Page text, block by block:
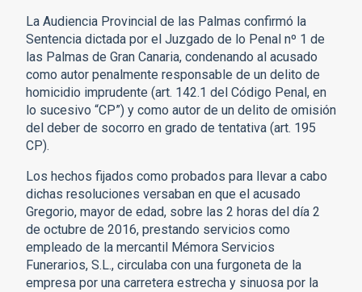
La Audiencia Provincial de las Palmas confirmó la
Sentencia dictada por el Juzgado de lo Penal nº 1 de
las Palmas de Gran Canaria, condenando al acusado
como autor penalmente responsable de un delito de
homicidio imprudente (art. 142.1 del Código Penal, en
lo sucesivo “CP”) y como autor de un delito de omisión
del deber de socorro en grado de tentativa (art. 195
CP).
Los hechos fijados como probados para llevar a cabo
dichas resoluciones versaban en que el acusado
Gregorio, mayor de edad, sobre las 2 horas del día 2
de octubre de 2016, prestando servicios como
empleado de la mercantil Mémora Servicios
Funerarios, S.L., circulaba con una furgoneta de la
empresa por una carretera estrecha y sinuosa por la